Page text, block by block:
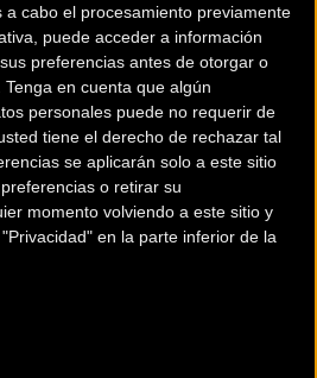
a cabo el procesamiento previamente
puede acceder a información
preferencias antes de otorgar o
Tenga en cuenta que algún
personales puede no requerir de
tiene el derecho de rechazar tal
se aplicarán solo a este sitio
o retirar su
momento volviendo a este sitio y
en la parte inferior de la
tiene sus POCKET TOOLS,
bolsillo, para poder realizar
Disponen de tres modelos de
os traemos el modelo LARGE
(por lo que está dirigido a
te permitirán resolver incluso
más delicados.
todo lo que este práctico